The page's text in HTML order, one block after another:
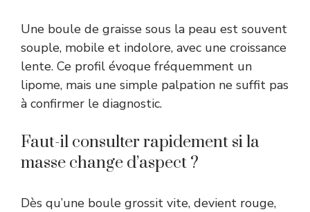
Une boule de graisse sous la peau est souvent
souple, mobile et indolore, avec une croissance
lente. Ce profil évoque fréquemment un
lipome, mais une simple palpation ne suffit pas
à confirmer le diagnostic.
Faut-il consulter rapidement si la
masse change d’aspect ?
Dès qu’une boule grossit vite, devient rouge,